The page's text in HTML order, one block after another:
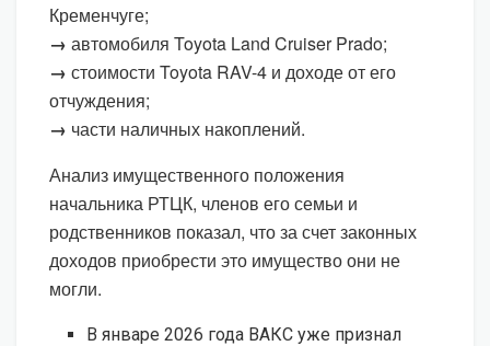
Кременчуге;
→ автомобиля Toyota Land Cruiser Prado;
→ стоимости Toyota RAV-4 и доходе от его
отчуждения;
→ части наличных накоплений.
Анализ имущественного положения
начальника РТЦК, членов его семьи и
родственников показал, что за счет законных
доходов приобрести это имущество они не
могли.
В январе 2026 года ВАКС уже признал